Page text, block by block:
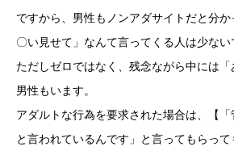
ですから、男性もノンアダサイトだと分
〇い見せて」なんて言ってくる人は少ない
ただしゼロではなく、残念ながら中には
男性もいます。
アダルトな行為を要求された場合は、【「
と言われているんです」と言ってもらって